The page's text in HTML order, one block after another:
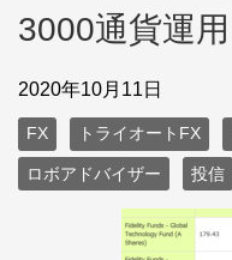
3000通貨運用
2020年10月11日
FX トライオートFX
ロボアドバイザー 投信